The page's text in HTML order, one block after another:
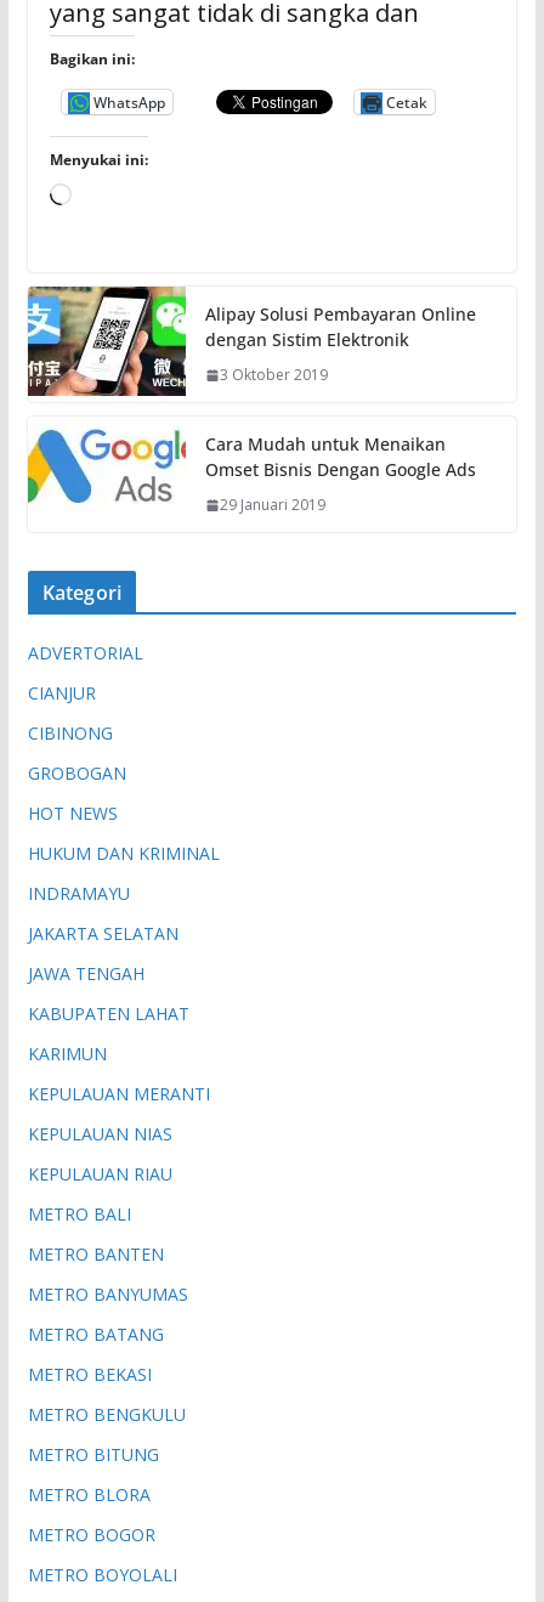
yang sangat tidak di sangka dan
Bagikan ini:
WhatsApp Cetak
Menyukai ini:
M
u
a
t
.
Alipay Solusi Pembayaran Online
dengan Sistim Elektronik
3 Oktober 2019
Cara Mudah untuk Menaikan
Omset Bisnis Dengan Google Ads
29 Januari 2019
Kategori
ADVERTORIAL
CIANJUR
CIBINONG
GROBOGAN
HOT NEWS
HUKUM DAN KRIMINAL
INDRAMAYU
JAKARTA SELATAN
JAWA TENGAH
KABUPATEN LAHAT
KARIMUN
KEPULAUAN MERANTI
KEPULAUAN NIAS
KEPULAUAN RIAU
METRO BALI
METRO BANTEN
METRO BANYUMAS
METRO BATANG
METRO BEKASI
METRO BENGKULU
METRO BITUNG
METRO BLORA
METRO BOGOR
METRO BOYOLALI